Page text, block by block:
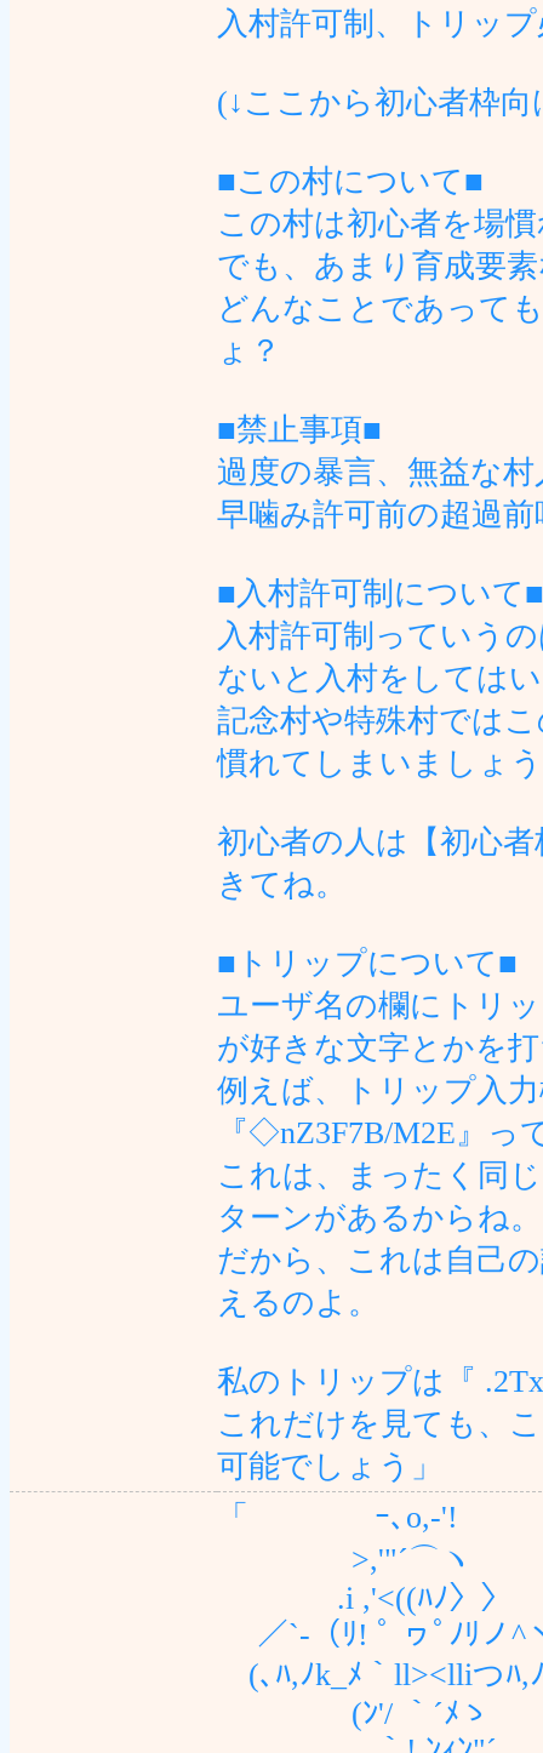
入村許可制、トリッ
(↓ここから初心者枠
■この村について■
この村は初心者を場
でも、あまり育成要
どんなことであって
ょ？
■禁止事項■
過度の暴言、無益な
早噛み許可前の超過
■入村許可制について■
入村許可制っていう
ないと入村をしては
記念村や特殊村では
慣れてしまいましょ
初心者の人は【初心
きてね。
■トリップについて■
ユーザ名の欄にトリ
が好きな文字とかを
例えば、トリップ入
『◇nZ3F7B/M2E』
これは、まったく同
ターンがあるからね。
だから、これは自己
えるのよ。
私のトリップは『
これだけを見ても、
可能でしょう」
「 ｰ､o,-'!
>,'"´⌒ヽ
.i ,'<((ﾊﾉ〉〉
／`-（ﾘ! ﾟ ヮﾟﾉﾘノ^
(､ﾊ,ﾉk_ﾒ｀ll><lliつﾊ,
(ﾝ'/ ｀´ﾒゝ